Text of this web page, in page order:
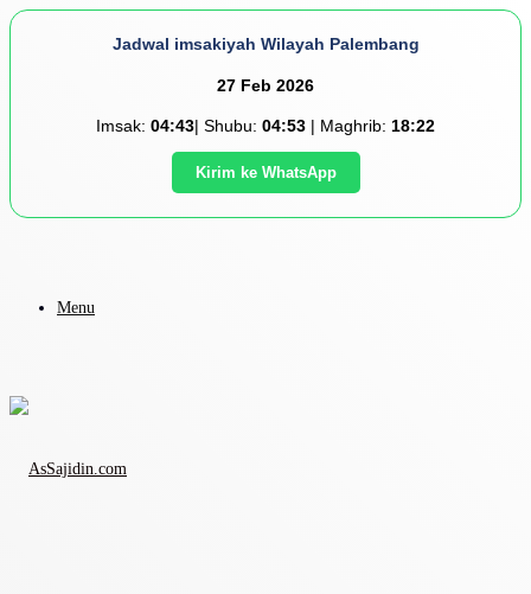
Jadwal imsakiyah Wilayah Palembang
27 Feb 2026
Imsak: 04:43| Shubu: 04:53 | Maghrib: 18:22
Kirim ke WhatsApp
Menu